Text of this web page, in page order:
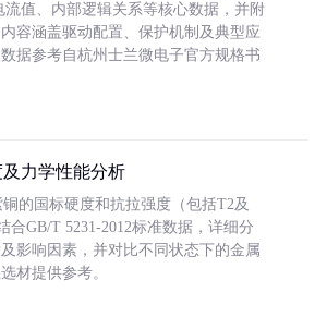
流值、内部逻辑关系等核心数据，并附
容涵盖驱动配置、保护机制及典型应
据参考自杭州士兰微电子官方规格书
力学性能分析
的国标硬度和抗拉强度（包括T2及
合GB/T 5231-2012标准数据，详细分
影响因素，并对比不同状态下的金属
材提供参考。